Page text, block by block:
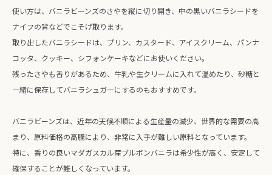
使い方は、バニラビーンズのさやを縦に切り開き、中の黒いバニラシードを
ナイフの背などでこそげ取ります。
取り出したバニラシードは、プリン、カスタード、アイスクリーム、パンナ
コッタ、クッキー、シフォンケーキなどにお使いください。
残ったさやも香りがあるため、牛乳や生クリームに入れて温めたり、砂糖と
一緒に保存してバニラシュガーにするのもおすすめです。
バニラビーンズは、近年の天候不順による生産量の減少、世界的な需要の高
まり、原料価格の高騰により、非常に入手が難しい原料となっています。
特に、香りの良いマダガスカル産ブルボンバニラは希少性が高く、安定して
確保することが難しくなっています。